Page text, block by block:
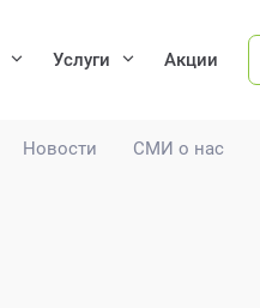
Новости СМИ о нас
Услуги Акции